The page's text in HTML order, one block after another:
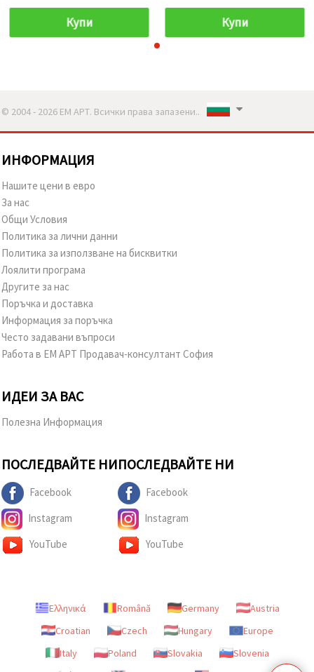
Купи Купи
© 2004 - 2026 ЕМ АРТ. Всички права запазени..
ИНФОРМАЦИЯ
Нашите цени в евро
За нас
Общи Условия
Политика за лични данни
Политика за използване на бисквитки
Лоялити програма
Другите за нас
Поръчка и доставка
Информация за поръчка
Често задавани въпроси
Работа в ЕМ АРТ Продавач-консултант София
ИДЕИ ЗА ВАС
Полезна Информация
ПОСЛЕДВАЙТЕ НИ
Facebook
Instagram
YouTube
ПОСЛЕДВАЙТЕ НИ
Facebook
Instagram
YouTube
Ελληνικά Română Germany
Austria
Croatian
Czech Hungary
Europe
Italy
Poland Slovakia
Slovenia